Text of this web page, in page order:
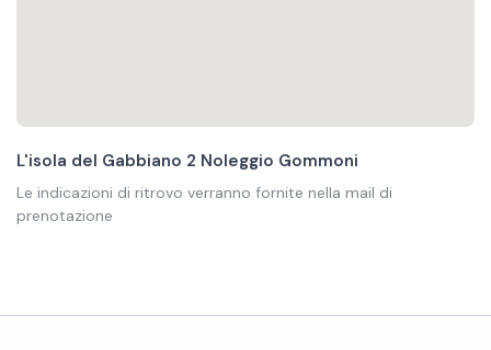
L'isola del Gabbiano 2 Noleggio Gommoni
Le indicazioni di ritrovo verranno fornite nella mail di
prenotazione